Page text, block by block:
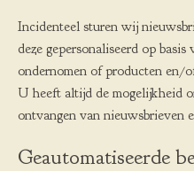
Incidenteel sturen wij
deze gepersonaliseerd op
ondernomen of producten en/
U heeft altijd de mogelijkheid
ontvangen van nieuwsbrieven
Geautomatiseerde